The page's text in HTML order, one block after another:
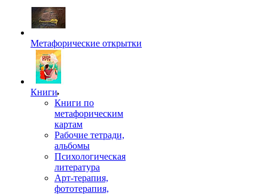
Метафорические открытки
Книги
Книги по
метафорическим
картам
Рабочие тетради,
альбомы
Психологическая
литература
Арт-терапия,
фототерапия,